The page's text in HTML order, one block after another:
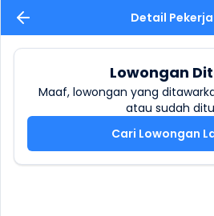
Detail
Lowongan
Maaf, lowongan yang
atau sudah
Cari Lowongan